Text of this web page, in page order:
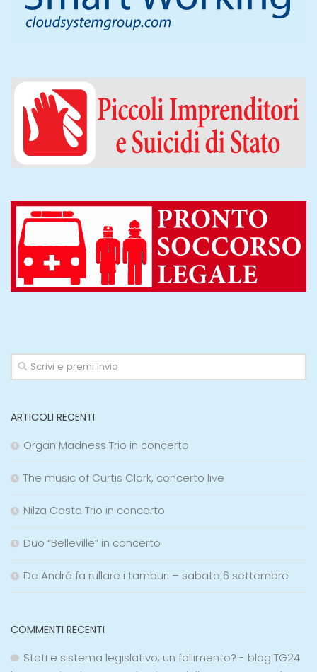
ARTICOLI RECENTI
Organ Madness Trio in concerto
The music of Curtis Clark, concerto live
Nilza Costa Trio in concerto
Duo “Belleville” in concerto
De André fa rullare i tamburi – sabato 6 settembre
COMMENTI RECENTI
Stati e sistema legislativo; un fallimento? - blog TG24